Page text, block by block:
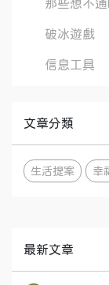
那些想不
破冰遊戲
信息工具
文章分類
生活提案 幸
最新文章